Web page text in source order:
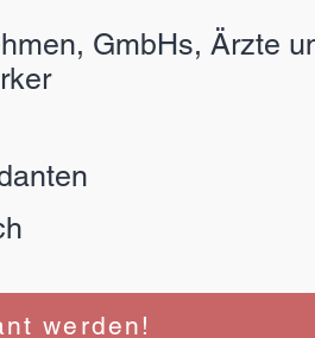
GmbHs, Ärzte
werden!